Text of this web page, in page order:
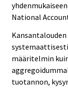
National
määritelmin
tuotannon,